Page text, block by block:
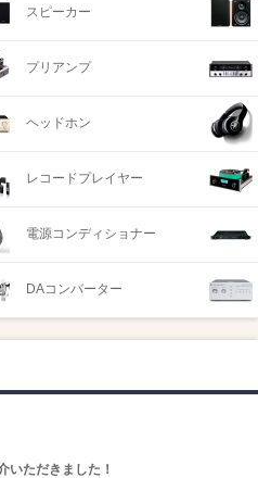
スピーカー
プリアンプ
ヘッドホン
レコードプレイヤー
電源コンディショナー
DAコンバーター
いただきました！